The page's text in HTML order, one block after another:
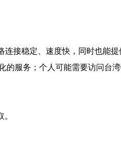
接稳定、速度快，同时也能提
服务；个人可能需要访问台